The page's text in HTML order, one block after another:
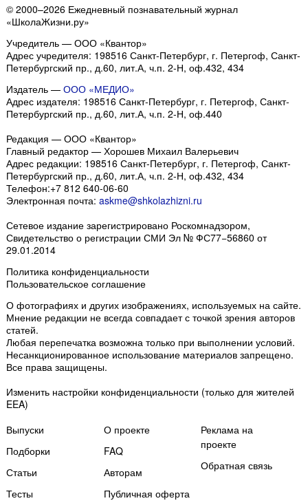
© 2000–2026 Ежедневный познавательный журнал
«ШколаЖизни.ру»
Учредитель — ООО «Квантор»
Адрес учредителя: 198516 Санкт-Петербург, г. Петергоф, Санкт-
Петербургский пр., д.60, лит.А, ч.п. 2-Н, оф.432, 434
Издатель — ООО «МЕДИО»
Адрес издателя: 198516 Санкт-Петербург, г. Петергоф, Санкт-
Петербургский пр., д.60, лит.А, ч.п. 2-Н, оф.440
Редакция — ООО «Квантор»
Главный редактор — Хорошев Михаил Валерьевич
Адрес редакции: 198516 Санкт-Петербург, г. Петергоф, Санкт-
Петербургский пр., д.60, лит.А, ч.п. 2-Н, оф.432, 434
Телефон:+7 812 640-06-60
Электронная почта: askme@shkolazhizni.ru
Сетевое издание зарегистрировано Роскомнадзором,
Свидетельство о регистрации СМИ Эл № ФС77−56860 от
29.01.2014
Политика конфиденциальности
Пользовательское соглашение
О фотографиях и других изображениях, используемых на сайте.
Мнение редакции не всегда совпадает с точкой зрения авторов
статей.
Любая перепечатка возможна только при выполнении условий.
Несанкционированное использование материалов запрещено.
Все права защищены.
Изменить настройки конфиденциальности (только для жителей
EEA)
Выпуски
Подборки
Статьи
Тесты
О проекте
FAQ
Авторам
Публичная оферта
Реклама на
проекте
Обратная связь